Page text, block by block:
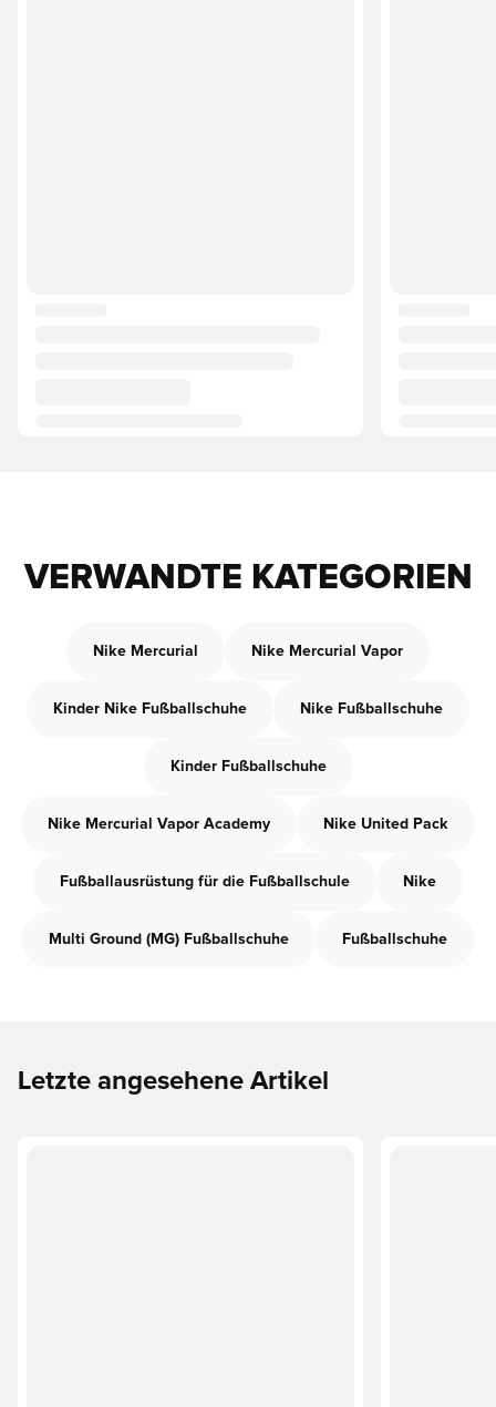
VERWANDTE KATEGORIEN
Nike Mercurial Nike Mercurial Vapor
Kinder Nike Fußballschuhe Nike Fußballschuhe
Kinder Fußballschuhe
Nike Mercurial Vapor Academy Nike United Pack
Fußballausrüstung für die Fußballschule Nike
Multi Ground (MG) Fußballschuhe Fußballschuhe
Letzte angesehene Artikel